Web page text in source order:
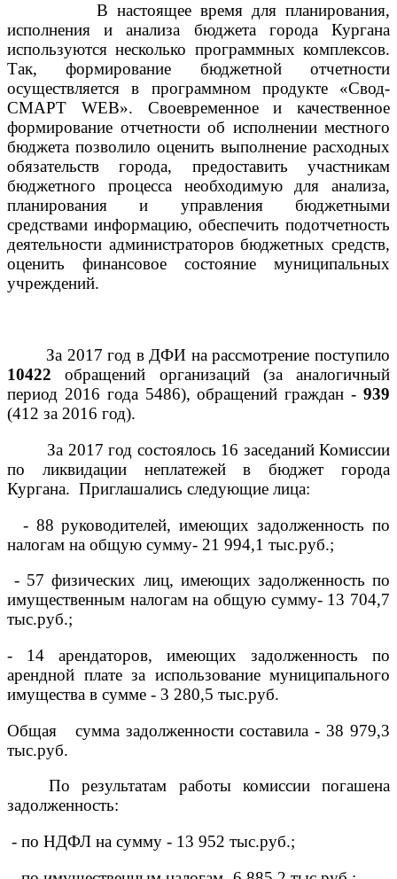
В настоящее время для планирования,
исполнения и анализа бюджета города Кургана
используются несколько программных комплексов.
Так, формирование бюджетной отчетности
осуществляется в программном продукте «Свод-
СМАРТ WEB». Своевременное и качественное
формирование отчетности об исполнении местного
бюджета позволило оценить выполнение расходных
обязательств города, предоставить участникам
бюджетного процесса необходимую для анализа,
планирования и управления бюджетными
средствами информацию, обеспечить подотчетность
деятельности администраторов бюджетных средств,
оценить финансовое состояние муниципальных
учреждений.
За 2017 год в ДФИ на рассмотрение поступило
10422обращений организаций (за аналогичный
период 2016 года 5486), обращений граждан - 939
(412 за 2016 год).
За 2017 год состоялось 16 заседаний Комиссии
по ликвидации неплатежей в бюджет города
Кургана. Приглашались следующие лица:
- 88 руководителей, имеющих задолженность по
налогам на общую сумму- 21 994,1 тыс.руб.;
- 57 физических лиц, имеющих задолженность по
имущественным налогам на общую сумму- 13 704,7
тыс.руб.;
- 14 арендаторов, имеющих задолженность по
арендной плате за использование муниципального
имущества в сумме - 3 280,5 тыс.руб.
Общая сумма задолженности составила - 38 979,3
тыс.руб.
По результатам работы комиссии погашена
задолженность:
- по НДФЛ на сумму - 13 952 тыс.руб.;